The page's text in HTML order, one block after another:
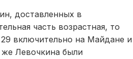
доставленных в
часть возрастная, то
включительно на Майдане и
же Левочкина были